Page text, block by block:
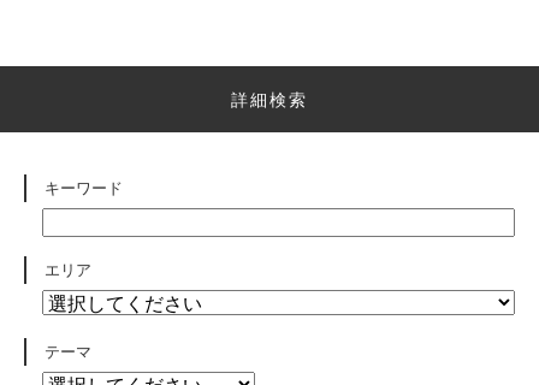
詳細検索
キーワード
エリア
テーマ